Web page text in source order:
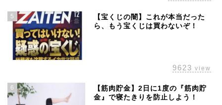
5
【宝くじの闇】これが本当だった
ら、もう宝くじは買わないぞ！
9623 view
6
【筋肉貯金】2日に1度の『筋肉貯
金』で寝たきりを防止しよう！
ホーム
配当金